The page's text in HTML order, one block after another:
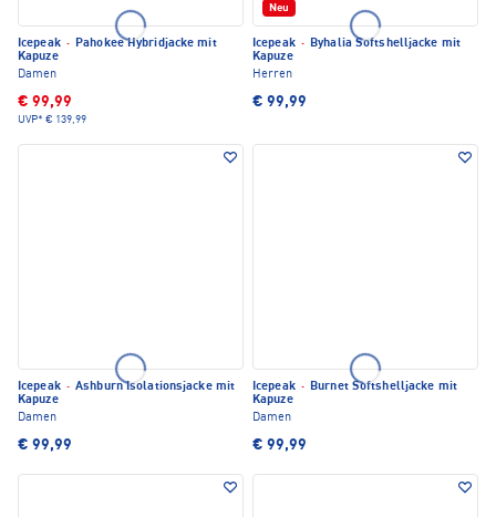
Icepeak · Pahokee Hybridjacke mit
Kapuze
Damen
€ 99,99
UVP* € 139,99
Neu
Icepeak · Byhalia Softshelljacke mit
Kapuze
Herren
€ 99,99
Icepeak · Ashburn Isolationsjacke mit
Kapuze
Damen
€ 99,99
Icepeak · Burnet Softshelljacke mit
Kapuze
Damen
€ 99,99